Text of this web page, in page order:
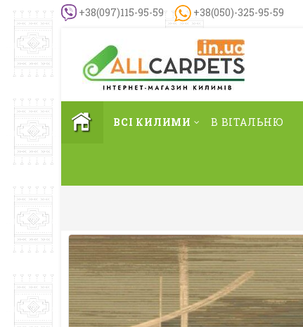
+38(097)115-95-59 +38(050)-325-95-59
ВСІ КИЛИМИ В ВІТАЛЬНЮ